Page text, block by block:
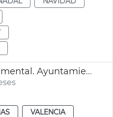
Visitas Belén Monumental. Ayuntamiento de València
VALENCIA